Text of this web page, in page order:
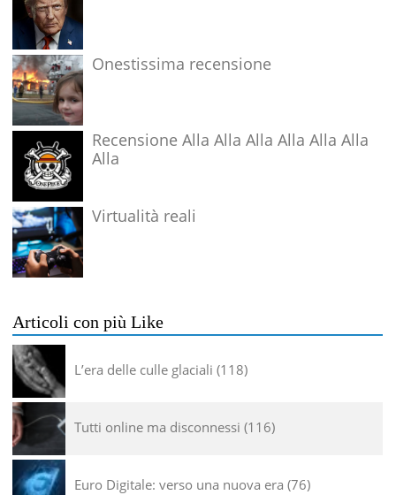
Onestissima recensione
Recensione Alla Alla Alla Alla Alla Alla
Alla
Virtualità reali
Articoli con più Like
L’era delle culle glaciali 118
Tutti online ma disconnessi 116
Euro Digitale: verso una nuova era 76